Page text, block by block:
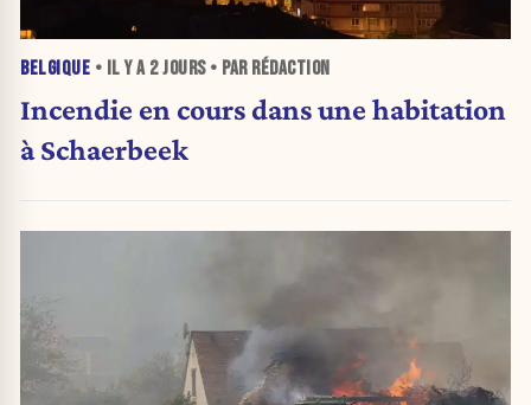
BELGIQUE • IL Y A 2 JOURS• PAR RÉDACTION
Incendie en cours dans une habitation
à Schaerbeek